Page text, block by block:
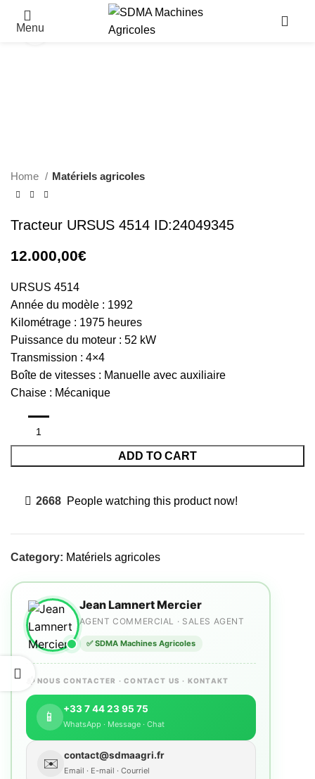
Menu Click to enlarge
Home Matériels agricoles
Tracteur URSUS 4514 ID:24049345
12.000,00€
URSUS 4514
Année du modèle : 1992
Kilométrage : 1975 heures
Puissance du moteur : 52 kW
Transmission : 4×4
Boîte de vitesses : Manuelle avec auxiliaire
Chaise : Mécanique
ADD TO CART
2668 People watching this product now!
Category: Matériels agricoles
Jean Lamnert Mercier
AGENT COMMERCIAL · SALES AGENT
✅ SDMA Machines Agricoles
📬 NOUS CONTACTER · CONTACT US · KONTAKT
📱
+33 7 44 23 95 75
WhatsApp · Message · Chat
✉️
contact@sdmaagri.fr
Email · E-mail · Courriel